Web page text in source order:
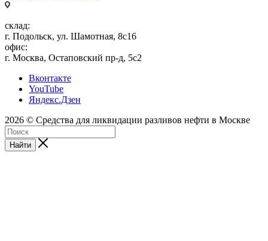
склад:
г. Подольск, ул. Шамотная, 8с16
офис:
г. Москва, Остаповский пр-д, 5с2
Вконтакте
YouTube
Яндекс.Дзен
2026 © Средства для ликвидации разливов нефти в Москве
Найти